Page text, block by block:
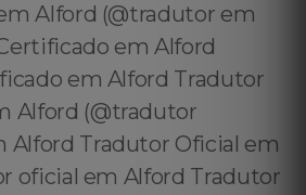
Alford (@tradutor em
em Alford
em Alford Tradutor
Alford (@tradutor
Alford Tradutor Oficial em
oficial em Alford Tradutor